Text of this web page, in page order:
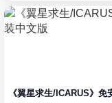
《翼星求生/ICARUS》免